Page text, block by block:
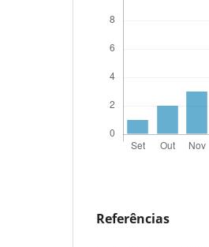
Referências